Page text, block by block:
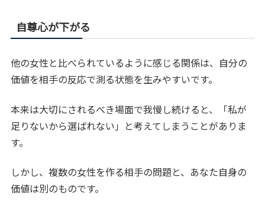
自尊心が下がる
他の女性と比べられているように感じる関係は、自分の
価値を相手の反応で測る状態を生みやすいです。
本来は大切にされるべき場面で我慢し続けると、「私が
足りないから選ばれない」と考えてしまうことがありま
す。
しかし、複数の女性を作る相手の問題と、あなた自身の
価値は別のものです。